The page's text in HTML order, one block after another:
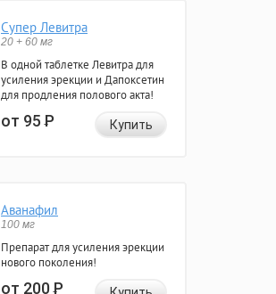
Супер Левитра
20 + 60 мг
В одной таблетке Левитра для
усиления эрекции и Дапоксетин
для продления полового акта!
от 95Р Купить
Аванафил
100 мг
Препарат для усиления эрекции
нового поколения!
от 200Р